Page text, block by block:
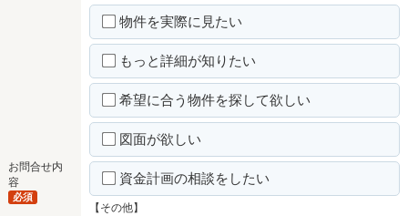
お問合せ内
容
必須
物件を実際に見たい
もっと詳細が知りたい
希望に合う物件を探して欲しい
図面が欲しい
資金計画の相談をしたい
【その他】